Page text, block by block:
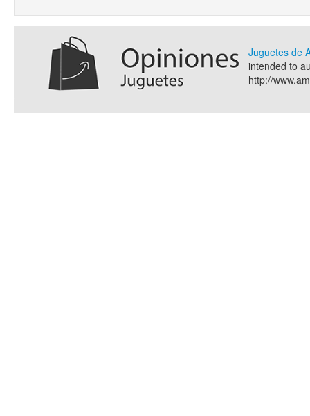
Juguetes de
intended to
http://